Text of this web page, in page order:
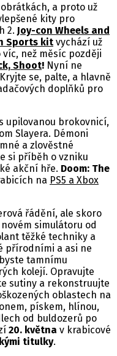
a proto už
kity pro
2. Joy-con Wheels and
Sports kit vychází už
než měsíc později
Shoot! Nyní ne
se, palte, a hlavně
doplňků pro
upilovanou brokovnicí,
Slayera. Démoni
a zlověstné
si příběh o vzniku
akční hře. Doom: The
na PS5 a Xbox
řádění, ale skoro
simulátoru od
těžké techniky a
přírodními a asi ne
tamnímu
kolejí. Opravujte
sutiny a rekonstruujte
oblastech na
pískem, hlínou,
od buldozerů po
20. května v krabicové
titulky.